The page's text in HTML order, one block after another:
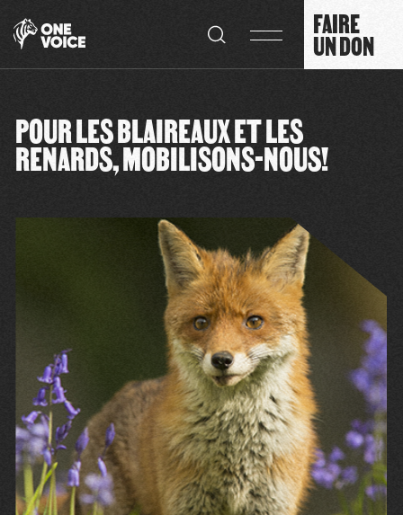
FAIRE
UN DON
POUR LES BLAIREAUX ET LES
RENARDS, MOBILISONS-NOUS!